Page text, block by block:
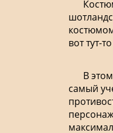
вот тут-
В
самый